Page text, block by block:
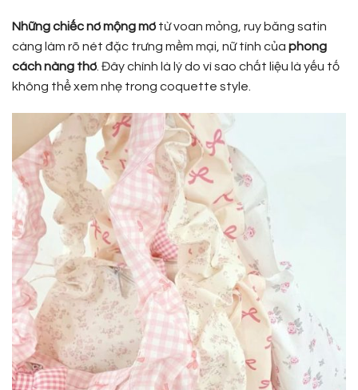
Những chiếc nơ mộng mơtừ voan mỏng, ruy băng satin
càng làm rõ nét đặc trưng mềm mại, nữ tính của phong
cách nàng thơ. Đây chính là lý do vì sao chất liệu là yếu tố
không thể xem nhẹ trong coquette style.